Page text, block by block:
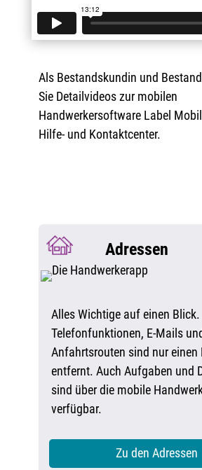
Als Bestandskundin und
Sie Detailvideos zur mobilen
Handwerkersoftware Label
Hilfe- und Kontaktcenter.
Adressen
Alles Wichtige auf einen Blick.
Telefonfunktionen, E-Mails
Anfahrtsrouten sind nur einen
entfernt. Auch Aufgaben und
sind über die mobile
verfügbar.
Zu den Adressen